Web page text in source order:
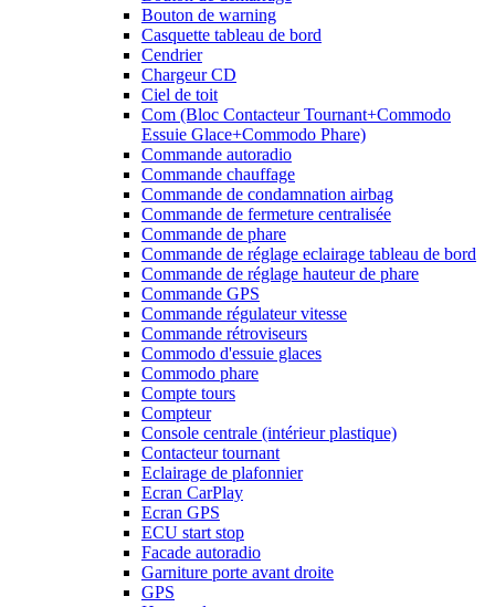
Bouton de warning
Casquette tableau de bord
Cendrier
Chargeur CD
Ciel de toit
Com (Bloc Contacteur Tournant+Commodo
Essuie Glace+Commodo Phare)
Commande autoradio
Commande chauffage
Commande de condamnation airbag
Commande de fermeture centralisée
Commande de phare
Commande de réglage eclairage tableau de bord
Commande de réglage hauteur de phare
Commande GPS
Commande régulateur vitesse
Commande rétroviseurs
Commodo d'essuie glaces
Commodo phare
Compte tours
Compteur
Console centrale (intérieur plastique)
Contacteur tournant
Eclairage de plafonnier
Ecran CarPlay
Ecran GPS
ECU start stop
Facade autoradio
Garniture porte avant droite
GPS